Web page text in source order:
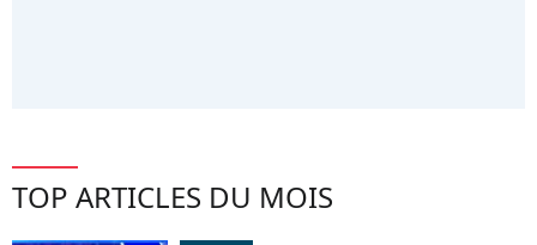
TOP ARTICLES DU MOIS